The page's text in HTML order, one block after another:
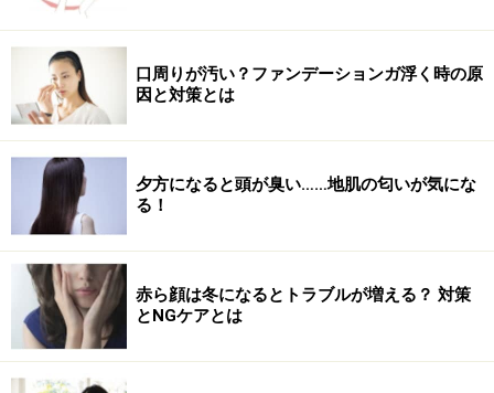
口周りが汚い？ファンデーションガ浮く時の原
因と対策とは
夕方になると頭が臭い……地肌の匂いが気にな
る！
赤ら顔は冬になるとトラブルが増える？ 対策
とNGケアとは